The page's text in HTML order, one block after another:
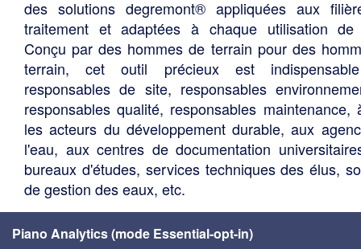
des solutions degremont® appliquées aux
traitement et adaptées à chaque utilisation de
Conçu par des hommes de terrain pour des
terrain, cet outil précieux est
responsables de site, responsables
responsables qualité, responsables maintenance,
les acteurs du développement durable, aux
l'eau, aux centres de documentation
bureaux d'études, services techniques des élus,
de gestion des eaux, etc.
Piano Analytics (mode Essential-opt-in)